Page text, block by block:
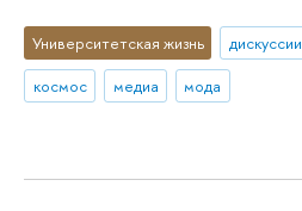
Университетская жизнь дискуссии
космос
медиа мода